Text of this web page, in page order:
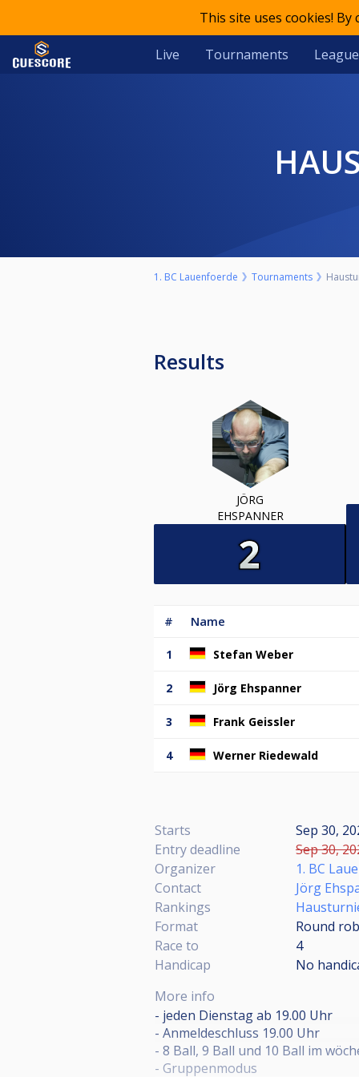
This site uses cookies!
Live Tournaments
1. BC Lauenfoerde Tournaments
Results
JÖRG
EHSPANNER
# Name
1 Stefan Weber
2 Jörg Ehspanner
3 Frank Geissler
4 Werner Riedewald
Starts
Sep 30,
Entry deadline
Sep 30,
Organizer
1. BC
Contact
Jörg
Rankings
Format
Round
Race to
4
Handicap
No
More info
- jeden Dienstag ab 19.00 Uhr
- Anmeldeschluss 19.00 Uhr
- 8 Ball, 9 Ball und 10 Ball im
- Gruppenmodus